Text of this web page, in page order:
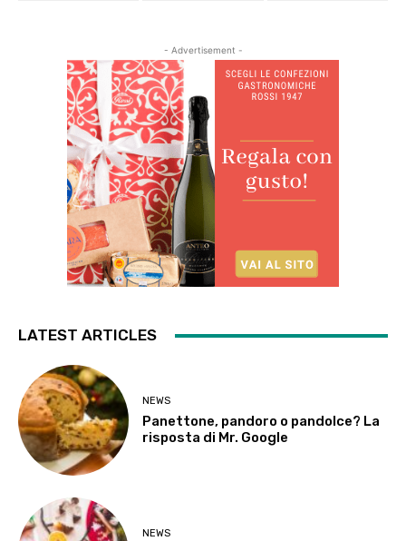
- Advertisement -
LATEST ARTICLES
NEWS
Panettone, pandoro o pandolce? La
risposta di Mr. Google
NEWS